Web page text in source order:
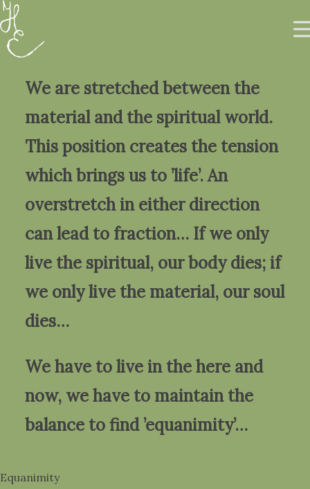
Rólam
Galéria
Printek & Tárgyak
EN
0
We are stretched between the
material and the spiritual world.
This position creates the tension
which brings us to ’life’. An
overstretch in either direction
can lead to fraction… If we only
live the spiritual, our body dies; if
we only live the material, our soul
dies…
We have to live in the here and
now, we have to maintain the
balance to find ’equanimity’…
Equanimity